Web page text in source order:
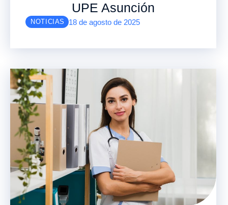
UPE Asunción
NOTICIAS 18 de agosto de 2025